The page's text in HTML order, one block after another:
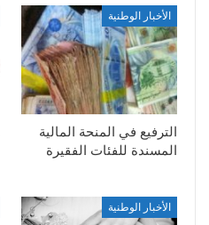
الأخبار الوطنية
الترفيع في المنحة المالية
المسندة للفئات الفقيرة
الأخبار الوطنية